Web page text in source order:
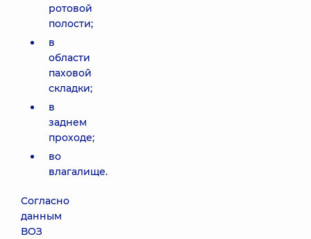
ротовой
полости;
в
области
паховой
складки;
в
заднем
проходе;
во
влагалище.
Согласно
данным
ВОЗ